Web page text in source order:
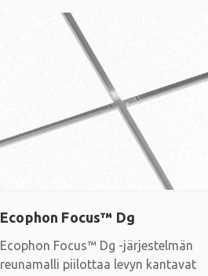
Ecophon Focus™ Dg
Ecophon Focus™ Dg -järjestelmän
reunamalli piilottaa levyn kantavat